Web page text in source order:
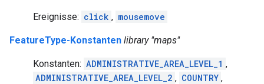
Ereignisse: click , mousemove
FeatureType-Konstanten library "maps"
Konstanten: ADMINISTRATIVE_AREA_LEVEL_1 ,
ADMINISTRATIVE_AREA_LEVEL_2 , COUNTRY ,